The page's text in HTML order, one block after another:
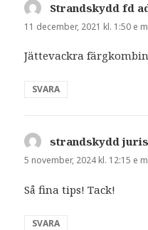
Strandskydd fd
11 december, 2021 kl. 1:50 e m
Jättevackra
SVARA
strandskydd
5 november, 2024 kl. 12:15 e m
Så fina tips! Tack!
SVARA